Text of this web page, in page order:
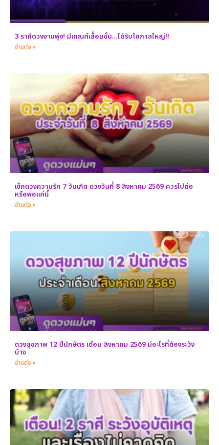
3 ราศีดวงงานพุ่ง! มีเกณฑ์เลื่อนขั้น…ได้รับโอกาสใหญ่!!
อ่านต่อ »
เช็กดวงความรัก 7 วันเกิด ดวงวันที่ 8 สิงหาคม 2569 ควรไปต่อ
หรือพอแค่นี้
อ่านต่อ »
ดวงสุขภาพ 12 ปีนักษัตร เดือน สิงหาคม 2569 มีอะไรที่ต้องระวัง
บ้าง
อ่านต่อ »